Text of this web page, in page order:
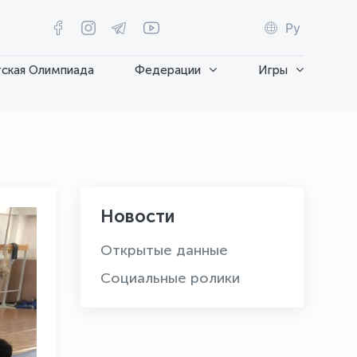
Ру
Олимпиада Федерации Игры
Новости
Открытые данные
Социальные ролики